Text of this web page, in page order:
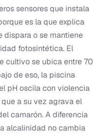
sensores que instala
es la que explica
dispara o se mantiene
fotosintética. El
cultivo se ubica entre 70
de eso, la piscina
pH oscila con violencia
a su vez agrava el
camarón. A diferencia
alcalinidad no cambia